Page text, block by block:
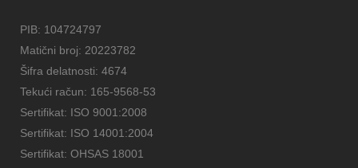
PIB: 104724797
Matični broj: 20223782
Šifra delatnosti: 4674
Tekući račun: 165-9568-53
Sertifikat: ISO 9001:2008
Sertifikat: ISO 14001:2004
Sertifikat: OHSAS 18001